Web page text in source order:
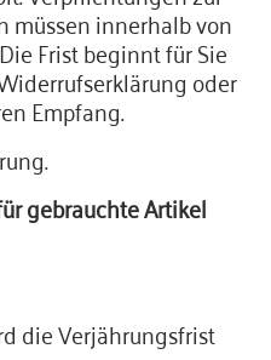
müssen innerhalb von
Frist beginnt für Sie
oder
Empfang.
gebrauchte Artikel
die Verjährungsfrist